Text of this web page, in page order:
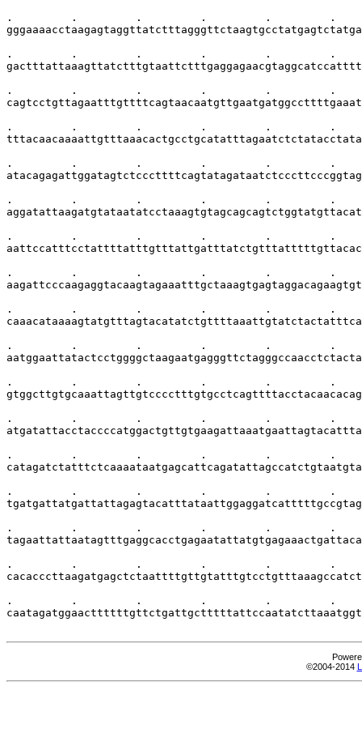
.         .         .         .         .         .
.         .         .         .         .         .
.         .         .         .         .         .
.         .         .         .         .         .
.         .         .         .         .         .
.         .         .         .         .         .
.         .         .         .         .         .
.         .         .         .         .         .
.         .         .         .         .         .
.         .         .         .         .         .
.         .         .         .         .         .
.         .         .         .         .         .
.         .         .         .         .         .
.         .         .         .         .         .
.         .         .         .         .         .
.         .         .         .         .         .
.         .         .         .         .         .
©2004-2014